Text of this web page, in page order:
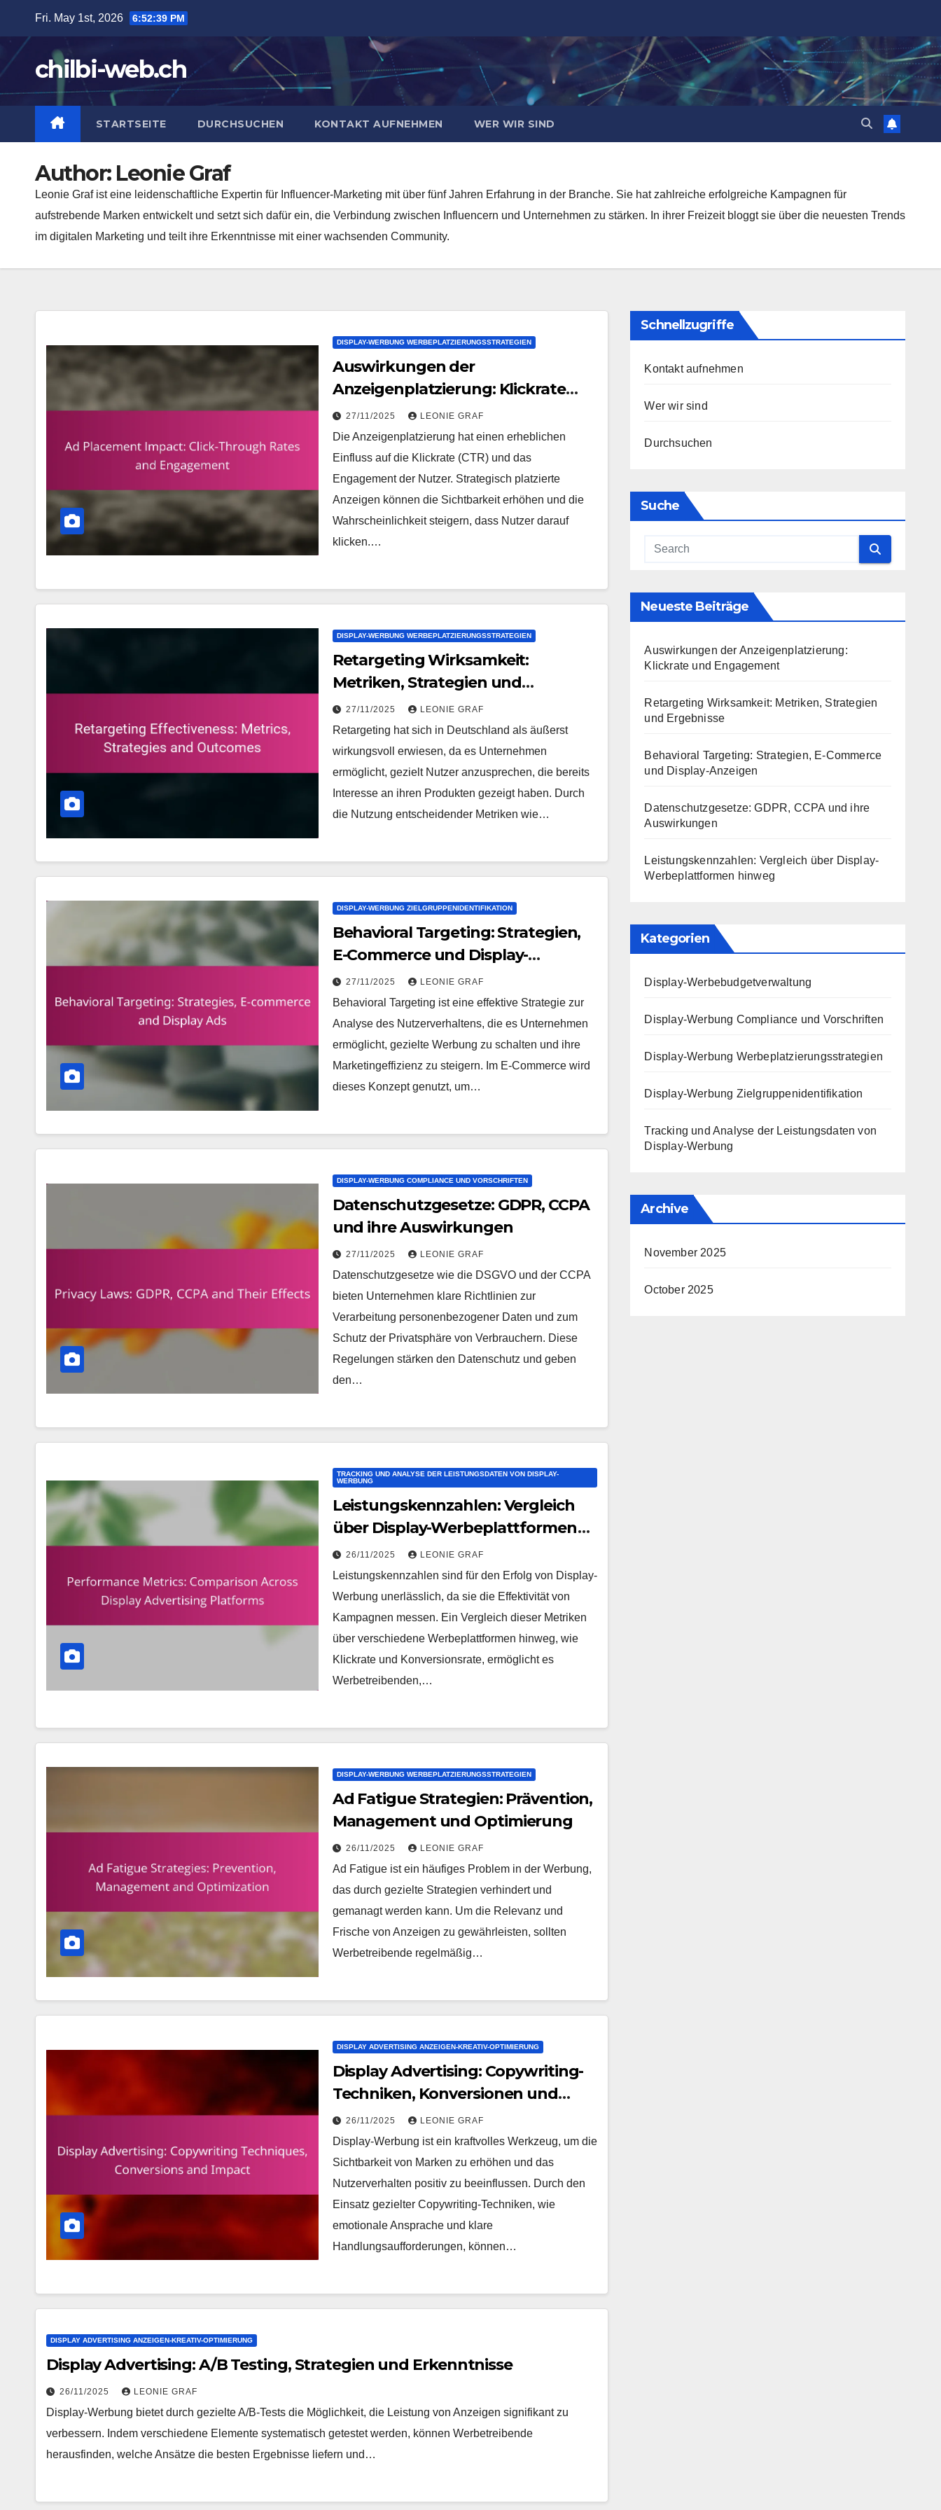
content
Fri. May 1st, 2026 6:52:40 PM
chilbi-web.ch
STARTSEITE DURCHSUCHEN KONTAKT AUFNEHMEN WER WIR SIND
Author: Leonie Graf
Leonie Graf ist eine leidenschaftliche Expertin für Influencer-Marketing mit über fünf Jahren Erfahrung in der Branche. Sie hat zahlreiche erfolgreiche Kampagnen für
aufstrebende Marken entwickelt und setzt sich dafür ein, die Verbindung zwischen Influencern und Unternehmen zu stärken. In ihrer Freizeit bloggt sie über die neuesten Trends
im digitalen Marketing und teilt ihre Erkenntnisse mit einer wachsenden Community.
DISPLAY-WERBUNG WERBEPLATZIERUNGSSTRATEGIEN
Auswirkungen der
Anzeigenplatzierung: Klickrate
und Engagement
27/11/2025 LEONIE GRAF
Die Anzeigenplatzierung hat einen erheblichen
Einfluss auf die Klickrate (CTR) und das
Engagement der Nutzer. Strategisch platzierte
Anzeigen können die Sichtbarkeit erhöhen und die
Wahrscheinlichkeit steigern, dass Nutzer darauf
klicken.…
DISPLAY-WERBUNG WERBEPLATZIERUNGSSTRATEGIEN
Retargeting Wirksamkeit:
Metriken, Strategien und
Ergebnisse
27/11/2025 LEONIE GRAF
Retargeting hat sich in Deutschland als äußerst
wirkungsvoll erwiesen, da es Unternehmen
ermöglicht, gezielt Nutzer anzusprechen, die bereits
Interesse an ihren Produkten gezeigt haben. Durch
die Nutzung entscheidender Metriken wie…
DISPLAY-WERBUNG ZIELGRUPPENIDENTIFIKATION
Behavioral Targeting: Strategien,
E-Commerce und Display-
Anzeigen
27/11/2025 LEONIE GRAF
Behavioral Targeting ist eine effektive Strategie zur
Analyse des Nutzerverhaltens, die es Unternehmen
ermöglicht, gezielte Werbung zu schalten und ihre
Marketingeffizienz zu steigern. Im E-Commerce wird
dieses Konzept genutzt, um…
DISPLAY-WERBUNG COMPLIANCE UND VORSCHRIFTEN
Datenschutzgesetze: GDPR, CCPA
und ihre Auswirkungen
27/11/2025 LEONIE GRAF
Datenschutzgesetze wie die DSGVO und der CCPA
bieten Unternehmen klare Richtlinien zur
Verarbeitung personenbezogener Daten und zum
Schutz der Privatsphäre von Verbrauchern. Diese
Regelungen stärken den Datenschutz und geben
den…
TRACKING UND ANALYSE DER LEISTUNGSDATEN VON DISPLAY-
WERBUNG
Leistungskennzahlen: Vergleich
über Display-Werbeplattformen
hinweg
26/11/2025 LEONIE GRAF
Leistungskennzahlen sind für den Erfolg von Display-
Werbung unerlässlich, da sie die Effektivität von
Kampagnen messen. Ein Vergleich dieser Metriken
über verschiedene Werbeplattformen hinweg, wie
Klickrate und Konversionsrate, ermöglicht es
Werbetreibenden,…
DISPLAY-WERBUNG WERBEPLATZIERUNGSSTRATEGIEN
Ad Fatigue Strategien: Prävention,
Management und Optimierung
26/11/2025 LEONIE GRAF
Ad Fatigue ist ein häufiges Problem in der Werbung,
das durch gezielte Strategien verhindert und
gemanagt werden kann. Um die Relevanz und
Frische von Anzeigen zu gewährleisten, sollten
Werbetreibende regelmäßig…
DISPLAY ADVERTISING ANZEIGEN-KREATIV-OPTIMIERUNG
Display Advertising: Copywriting-
Techniken, Konversionen und
Wirkung
26/11/2025 LEONIE GRAF
Display-Werbung ist ein kraftvolles Werkzeug, um die
Sichtbarkeit von Marken zu erhöhen und das
Nutzerverhalten positiv zu beeinflussen. Durch den
Einsatz gezielter Copywriting-Techniken, wie
emotionale Ansprache und klare
Handlungsaufforderungen, können…
DISPLAY ADVERTISING ANZEIGEN-KREATIV-OPTIMIERUNG
Display Advertising: A/B Testing, Strategien und Erkenntnisse
26/11/2025 LEONIE GRAF
Display-Werbung bietet durch gezielte A/B-Tests die Möglichkeit, die Leistung von Anzeigen signifikant zu
verbessern. Indem verschiedene Elemente systematisch getestet werden, können Werbetreibende
herausfinden, welche Ansätze die besten Ergebnisse liefern und…
Schnellzugriffe
Kontakt aufnehmen
Wer wir sind
Durchsuchen
Suche
Neueste Beiträge
Auswirkungen der Anzeigenplatzierung:
Klickrate und Engagement
Retargeting Wirksamkeit: Metriken, Strategien
und Ergebnisse
Behavioral Targeting: Strategien, E-Commerce
und Display-Anzeigen
Datenschutzgesetze: GDPR, CCPA und ihre
Auswirkungen
Leistungskennzahlen: Vergleich über Display-
Werbeplattformen hinweg
Kategorien
Display-Werbebudgetverwaltung
Display-Werbung Compliance und Vorschriften
Display-Werbung Werbeplatzierungsstrategien
Display-Werbung Zielgruppenidentifikation
Tracking und Analyse der Leistungsdaten von
Display-Werbung
Archive
November 2025
October 2025